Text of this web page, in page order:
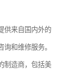
供来自国内外的
和维修服务。
制造商，包括美